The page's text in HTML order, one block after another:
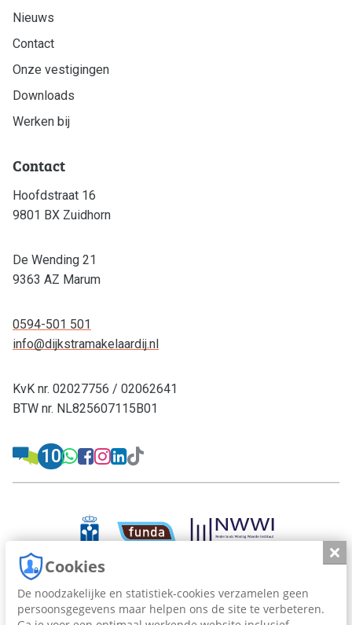
Nieuws
Contact
Onze vestigingen
Downloads
Werken bij
Contact
Hoofdstraat 16
9801 BX Zuidhorn
De Wending 21
9363 AZ Marum
0594-501 501
info@dijkstramakelaardij.nl
KvK nr. 02027756 / 02062641
BTW nr. NL825607115B01
Advieskeuze.nl: Dijkstra Makelaardij &
Dijkstra Makelaardij & Financieel
10 WhatsApp: 0594-501 501
Facebook: Dijkstra
Instagram: Dijkstra
LinkedIn: Dijkstra
TikTok: Dijkstra
Cookies
De noodzakelijke en statistiek-cookies verzamelen geen
persoonsgegevens maar helpen ons de site te verbeteren.